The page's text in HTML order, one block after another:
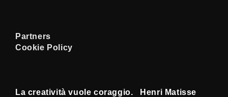
Partners
Cookie Policy
La creatività vuole coraggio. Henri Matisse